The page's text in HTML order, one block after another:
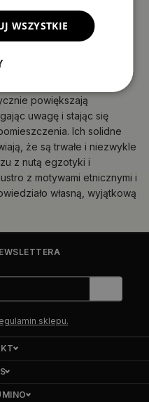
element, ale
i tradycji.
wyborem dla osób,
i nadać mu osobistego
powiększają
uwagę i stając się
Ich solidne
że są trwałe i niezwykle
z nutą egzotyki i
z motywami etnicznymi i
własną, wyjątkową
sklepu.
WSZYSTKIE